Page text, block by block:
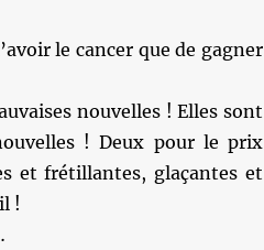
le cancer que de gagner
nouvelles ! Elles sont
! Deux pour le prix
et frétillantes, glaçantes et
!